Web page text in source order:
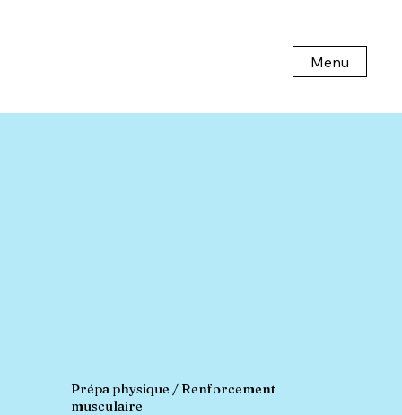
Menu
Prépa physique / Renforcement
musculaire